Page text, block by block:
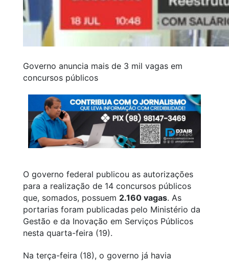
Governo anuncia mais de 3 mil vagas em
concursos públicos
O governo federal publicou as autorizações
para a realização de 14 concursos públicos
que, somados, possuem 2.160 vagas. As
portarias foram publicadas pelo Ministério da
Gestão e da Inovação em Serviços Públicos
nesta quarta-feira (19).
Na terça-feira (18), o governo já havia